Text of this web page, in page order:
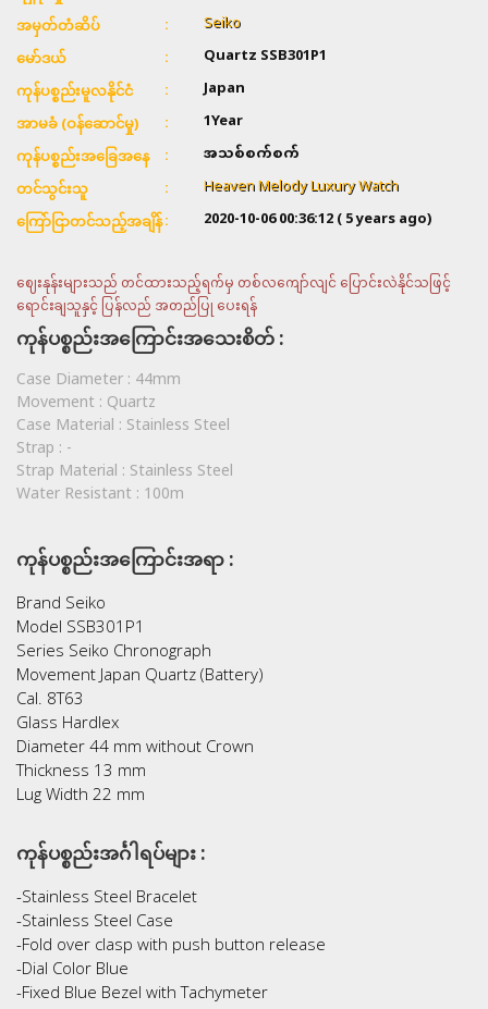
အမှတ်တံဆိပ် Seiko
မော်ဒယ် Quartz SSB301P1
ကုန်ပစ္စည်းမူလနိုင်ငံ Japan
အာမခံ (ဝန်ဆောင်မှု) 1Year
ကုန်ပစ္စည်းအခြေအနေ အသစ်စက်စက်
တင်သွင်းသူ Heaven Melody Luxury Watch
ကြော်ငြာတင်သည့်အချိန် 2020-10-06 00:36:12( 5 years ago)
ဈေးနုန်းများသည် တင်ထားသည့်ရက်မှ တစ်လကျော်လျင် ပြောင်းလဲနိုင်သဖြင့်
ရောင်းချသူနှင့် ပြန်လည် အတည်ပြု ပေးရန်
ကုန်ပစ္စည်းအကြောင်းအသေးစိတ် :
Case Diameter :44mm
Movement :Quartz
Case Material :Stainless Steel
Strap :-
Strap Material :Stainless Steel
Water Resistant :100m
ကုန်ပစ္စည်းအကြောင်းအရာ :
Brand Seiko
Model SSB301P1
Series Seiko Chronograph
Movement Japan Quartz (Battery)
Cal. 8T63
Glass Hardlex
Diameter 44 mm without Crown
Thickness 13 mm
Lug Width 22 mm
ကုန်ပစ္စည်းအင်္ဂါရပ်များ :
-Stainless Steel Bracelet
-Stainless Steel Case
-Fold over clasp with push button release
-Dial Color Blue
-Fixed Blue Bezel with Tachymeter